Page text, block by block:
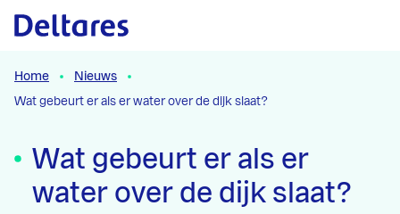
Naar hoofdcontent
Home
Nieuws
Wat gebeurt er als er water over de dijk slaat?
Wat gebeurt er als er
water over de dijk slaat?